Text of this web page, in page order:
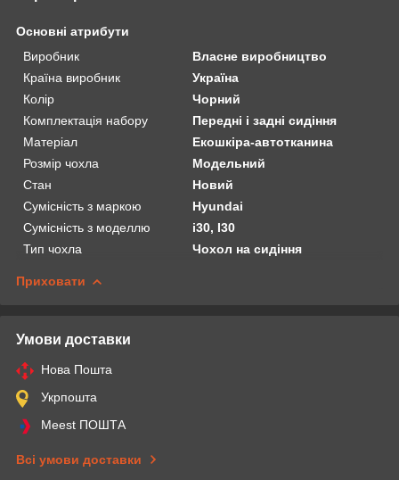
Основні атрибути
Виробник
Власне виробництво
Країна виробник
Україна
Колір
Чорний
Комплектація набору
Передні і задні сидіння
Матеріал
Екошкіра-автотканина
Розмір чохла
Модельний
Стан
Новий
Сумісність з маркою
Hyundai
Сумісність з моделлю
i30, I30
Тип чохла
Чохол на сидіння
Приховати
Умови доставки
Нова Пошта
Укрпошта
Meest ПОШТА
Всі умови доставки